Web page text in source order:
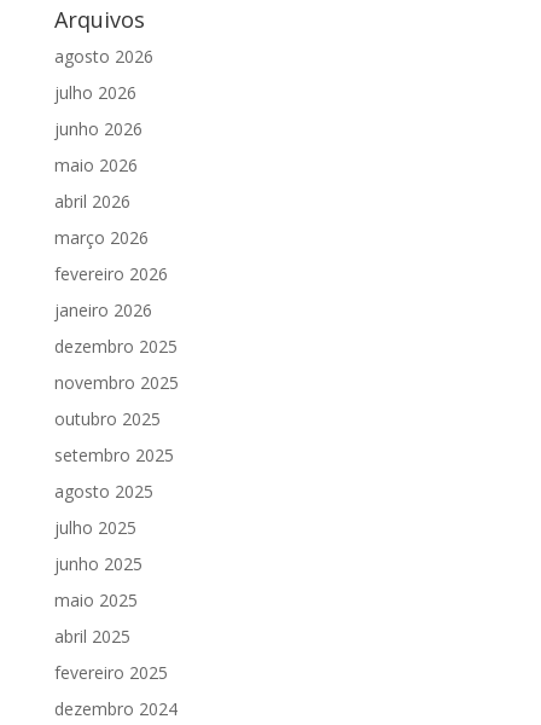
Arquivos
agosto 2026
julho 2026
junho 2026
maio 2026
abril 2026
março 2026
fevereiro 2026
janeiro 2026
dezembro 2025
novembro 2025
outubro 2025
setembro 2025
agosto 2025
julho 2025
junho 2025
maio 2025
abril 2025
fevereiro 2025
dezembro 2024